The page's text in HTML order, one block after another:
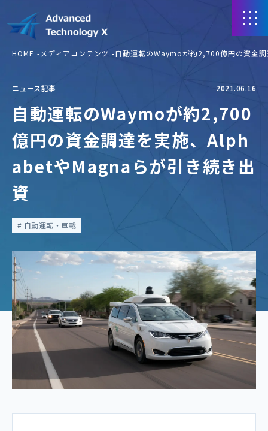
HOME メディアコンテンツ 自動運転のWaymoが約2,700億円の資金
ニュース記事 2021.06.16
自動運転のWaymoが約2,700
億円の資金調達を実施、Alph
abetやMagnaらが引き続き出
資
自動運転・車載